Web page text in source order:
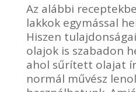
Az alábbi
lakkok egymással
Hiszen
olajok is szabadon
ahol sűrített olajat
normál művész